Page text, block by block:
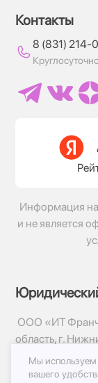
Контакты
8 (831) 214-
Круглосуточно
Информация на
и не является
ООО «ИТ
область, г.
© 2017-2026г,
Мы используем
вашего